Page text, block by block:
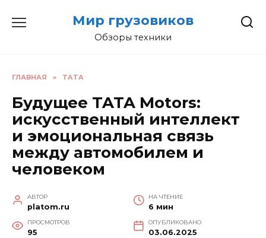
Мир грузовиков
Обзоры техники
ГЛАВНАЯ » TATA
Будущее TATA Motors:
искусственный интеллект
и эмоциональная связь
между автомобилем и
человеком
АВТОР
platom.ru
НА ЧТЕНИЕ
6 мин
ПРОСМОТРОВ
95
ОПУБЛИКОВАНО
03.06.2025